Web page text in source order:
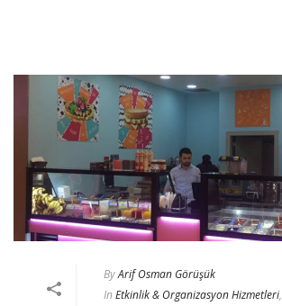
ByArif Osman Görüşük
In Etkinlik & Organizasyon Hizmetleri,